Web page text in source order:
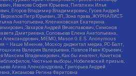
Иванова София Юрьевна, Пигалкин Илья
Егоров Владимир Владимирович, Гусев Андрей
Петр Юрьевич, ЗП, Зона права, ЖУРНАЛИСТ-
Анатольевна, Клепиковская Екатерина
Захаров Андрей Вячеславович, Симонов
Дмитриевна, Соловьева Елена Анатольевна,
Александрович, МЕМО, Mason G.E.S. Anonymous
– Наше Мнение, Москоу диджитал медиа, РС-Балт,
Валерия Валерьевна, Павлов Иван Юрьевич,
Максим Владимирович, Как бы инагент, Кочетков
Честные выборы, Нобелевский призыв,
Алина Александровна, Григорьев Андрей
Хисамова Регина Фаритовна